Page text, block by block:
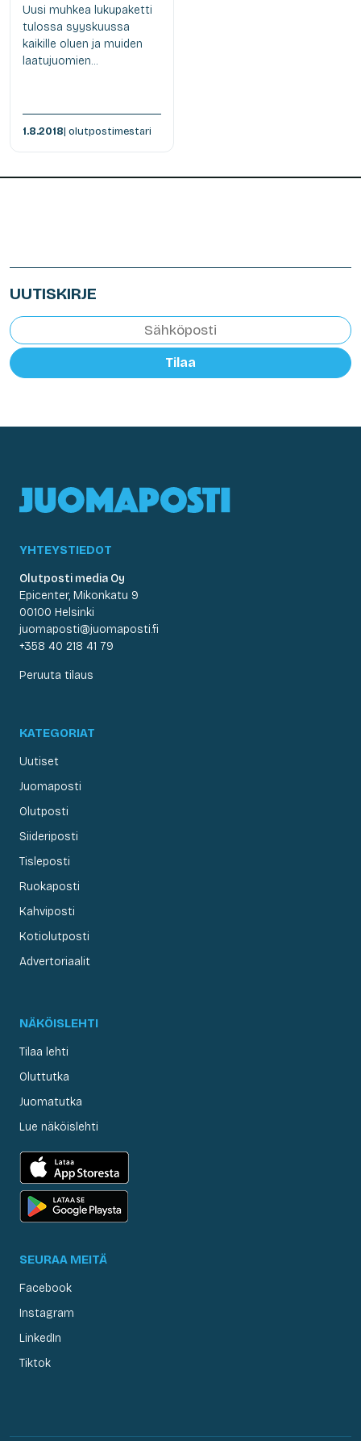
Uusi muhkea lukupaketti
tulossa syyskuussa
kaikille oluen ja muiden
laatujuomien...
1.8.2018| olutpostimestari
UUTISKIRJE
Tilaa
YHTEYSTIEDOT
Olutposti media Oy
Epicenter, Mikonkatu 9
00100 Helsinki
juomaposti@juomaposti.fi
+358 40 218 41 79
Peruuta tilaus
KATEGORIAT
Uutiset
Juomaposti
Olutposti
Siideriposti
Tisleposti
Ruokaposti
Kahviposti
Kotiolutposti
Advertoriaalit
NÄKÖISLEHTI
Tilaa lehti
Oluttutka
Juomatutka
Lue näköislehti
SEURAA MEITÄ
Facebook
Instagram
LinkedIn
Tiktok